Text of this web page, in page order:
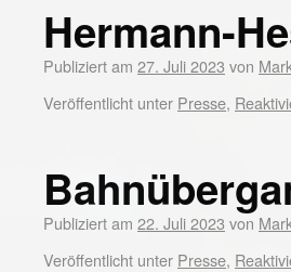
Hermann-
Publiziert am 27. Juli 2023 von
Veröffentlicht unter Presse,
Publiziert am 22. Juli 2023 von
Veröffentlicht unter Presse,